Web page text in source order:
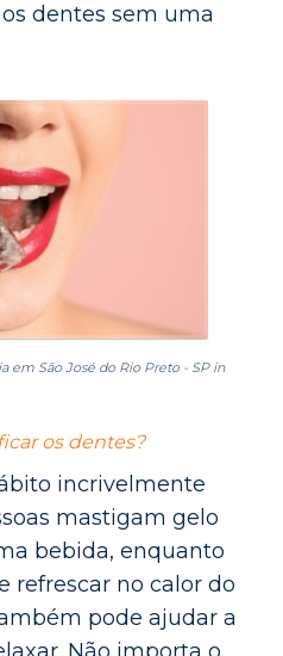
dentes sem uma
em São José do Rio Preto - SP in
os dentes?
incrivelmente
mastigam gelo
bebida, enquanto
refrescar no calor do
pode ajudar a